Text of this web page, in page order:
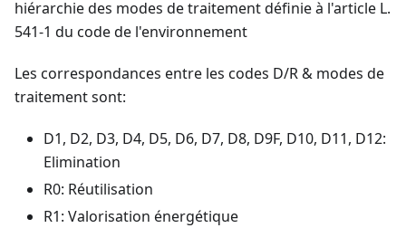
hiérarchie des modes de traitement définie à l'article L.
541-1 du code de l'environnement
Les correspondances entre les codes D/R & modes de
traitement sont:
D1, D2, D3, D4, D5, D6, D7, D8, D9F, D10, D11, D12:
Elimination
R0: Réutilisation
R1: Valorisation énergétique